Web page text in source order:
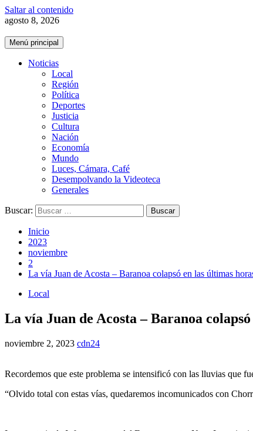
Saltar al contenido
agosto 8, 2026
Menú principal
Noticias
Local
Región
Política
Deportes
Justicia
Cultura
Nación
Economía
Mundo
Luces, Cámara, Café
Desempolvando la Videoteca
Generales
Buscar:
Inicio
2023
noviembre
2
La vía Juan de Acosta – Baranoa colapsó en las últimas
Local
La vía Juan de Acosta – Baranoa
noviembre 2, 2023 cdn24
Recordemos que este problema se intensificó con las lluvias que
“Olvido total con estas vías, quedaremos incomunicados con